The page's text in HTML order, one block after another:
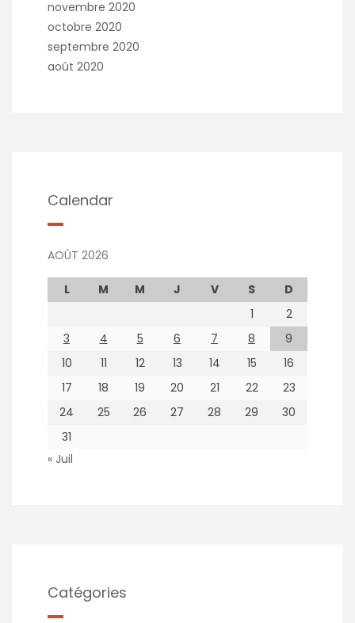
novembre 2020
octobre 2020
septembre 2020
août 2020
Calendar
AOÛT 2026
L M M J V S
D
1
2
3
4 5 6 7 8
9
10
11 12 13 14 15
16
17
18 19 20 21 22
23
24
25 26 27 28 29
30
31
« Juil
Catégories